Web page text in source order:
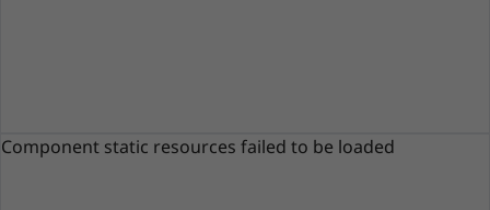
Component static resources failed to be loaded